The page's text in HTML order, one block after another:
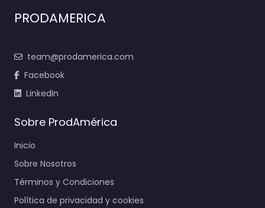
PRODAMERICA
team@prodamerica.com
Facebook
LinkedIn
Sobre ProdAmérica
Inicio
Sobre Nosotros
Términos y Condiciones
Política de privacidad y cookies